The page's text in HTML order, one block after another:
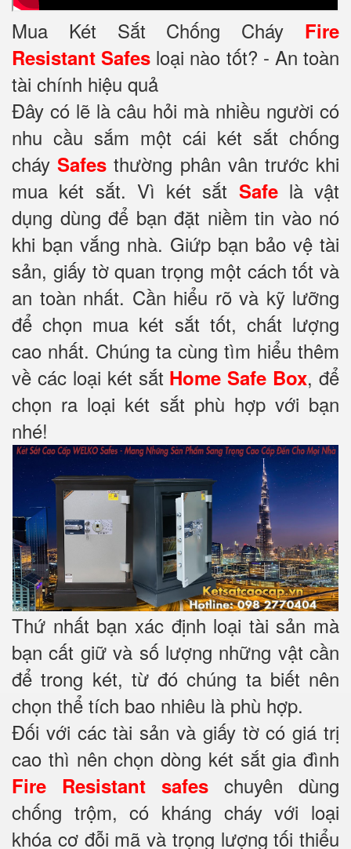
Mua Két Sắt Chống Cháy Fire
Resistant Safes loại nào tốt? - An toàn
tài chính hiệu quả
Đây có lẽ là câu hỏi mà nhiều người có
nhu cầu sắm một cái két sắt chống
cháySafes thường phân vân trước khi
mua két sắt. Vì két sắt Safelà vật
dụng dùng để bạn đặt niềm tin vào nó
khi bạn vắng nhà. Giứp bạn bảo vệ tài
sản, giấy tờ quan trọng một cách tốt và
an toàn nhất. Cần hiểu rõ và kỹ lưỡng
để chọn mua két sắt tốt, chất lượng
cao nhất. Chúng ta cùng tìm hiểu thêm
về các loại két sắt Home Safe Box, để
chọn ra loại két sắt phù hợp với bạn
nhé!
Thứ nhất bạn xác định loại tài sản mà
bạn cất giữ và số lượng những vật cần
để trong két, từ đó chúng ta biết nên
chọn thể tích bao nhiêu là phù hợp.
Đối với các tài sản và giấy tờ có giá trị
cao thì nên chọn dòng két sắt gia đình
Fire Resistant safes chuyên dùng
chống trộm, có kháng cháy với loại
khóa cơ đỗi mã và trọng lượng tối thiểu